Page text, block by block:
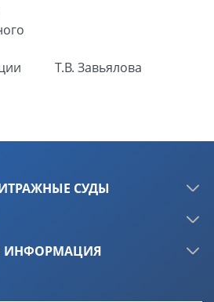
Т.В. Завьялова
СУДЫ
ИНФОРМАЦИЯ